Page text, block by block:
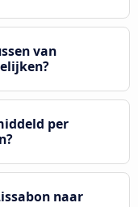
van
per
naar